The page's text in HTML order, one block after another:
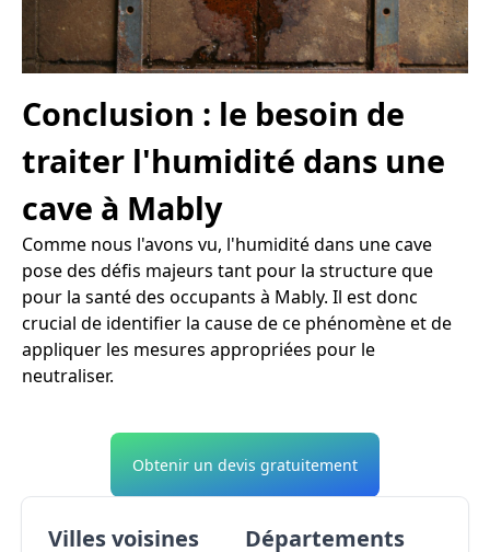
Conclusion : le besoin de
traiter l'humidité dans une
cave à Mably
Comme nous l'avons vu, l'humidité dans une cave
pose des défis majeurs tant pour la structure que
pour la santé des occupants à Mably. Il est donc
crucial de identifier la cause de ce phénomène et de
appliquer les mesures appropriées pour le
neutraliser.
Obtenir un devis gratuitement
Villes voisines Départements